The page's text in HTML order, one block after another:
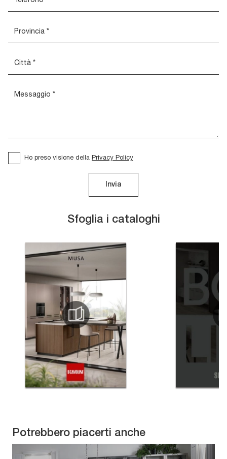
Sfoglia i cataloghi
Ho preso visione della Privacy Policy
Invia
Potrebbero piacerti anche